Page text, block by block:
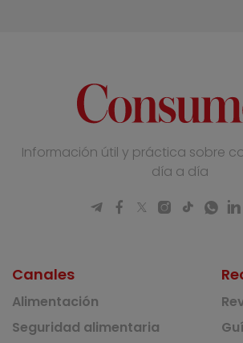
Información útil y práctica sobre
día a día
Canales
Alimentación
Seguridad alimentaria